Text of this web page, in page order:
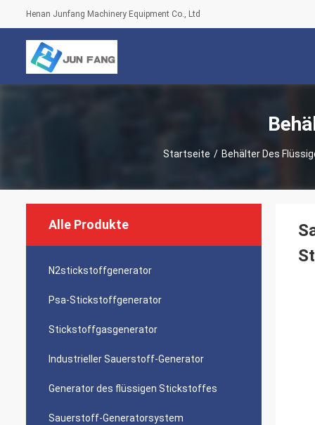
Henan Junfang Machinery Equipment Co., Ltd
Startseite / Behälter Des
Alle Produkte
N2stickstoffgenerator
Psa-Stickstoffgenerator
Stickstoffgasgenerator
Industrieller Sauerstoff-Generator
Generator des flüssigen Stickstoffes
Sauerstoff-Generatorsystem